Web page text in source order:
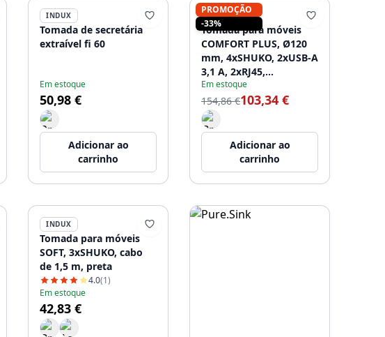
INDUX
Tomada de secretária
extraível fi 60
Em estoque
50,98 €
Adicionar ao
carrinho
PROMOÇÃO
-33%
INDUX
Tomada para móveis
COMFORT PLUS, Ø120
mm, 4xSHUKO, 2xUSB-A
3,1 A, 2xRJ45,
carregador indutivo de
5 W, cabo de 1,5 m,
preta
Em estoque
154,86 €103,34 €
Adicionar ao
carrinho
INDUX
Tomada para móveis
SOFT, 3xSHUKO, cabo
de 1,5 m, preta
4.0(1)
Em estoque
42,83 €